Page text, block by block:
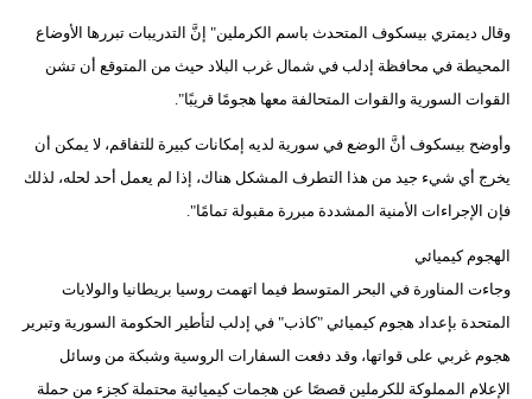
فيديو
وقال ديمتري بيسكوف المتحدث باسم الكرملين" إنَّ التدريبات تبررها الأوضاع
المحيطة في محافظة إدلب في شمال غرب البلاد حيث من المتوقع أن تشن
القوات السورية والقوات المتحالفة معها هجومًا قريبًا".
وأوضح بيسكوف أنَّ الوضع في سورية لديه إمكانات كبيرة للتفاقم، لا يمكن أن
يخرج أي شيء جيد من هذا التطرف المشكل هناك، إذا لم يعمل أحد لحله، لذلك
فإن الإجراءات الأمنية المشددة مبررة مقبولة تمامًا".
الهجوم كيميائي
وجاءت المناورة في البحر المتوسط فيما اتهمت روسيا بريطانيا والولايات
المتحدة بإعداد هجوم كيميائي "كاذب" في إدلب لتأطير الحكومة السورية وتبرير
هجوم غربي على قواتها، وقد دفعت السفارات الروسية وشبكة من وسائل
الإعلام المملوكة للكرملين قصصًا عن هجمات كيميائية محتملة كجزء من حملة